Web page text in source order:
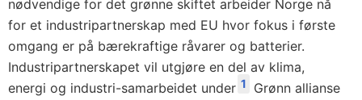
nødvendige for det grønne skiftet arbeider Norge nå
for et industripartnerskap med EU hvor fokus i første
omgang er på bærekraftige råvarer og batterier.
Industripartnerskapet vil utgjøre en del av klima,
energi og industri-samarbeidet under 1
Grønn allianse